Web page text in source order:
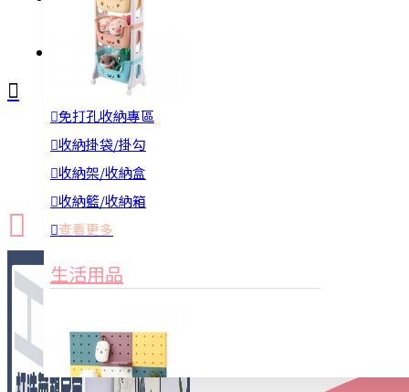
免打孔收納專區
收納掛袋/掛勾
收納架/收納盒
收納籃/收納箱
查看更多
生活用品
新品上市